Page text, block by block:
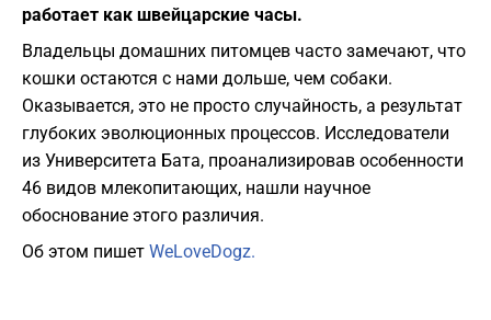
работает как швейцарские часы.
Владельцы домашних питомцев часто замечают, что
кошки остаются с нами дольше, чем собаки.
Оказывается, это не просто случайность, а результат
глубоких эволюционных процессов. Исследователи
из Университета Бата, проанализировав особенности
46 видов млекопитающих, нашли научное
обоснование этого различия.
Об этом пишет WeLoveDogz.